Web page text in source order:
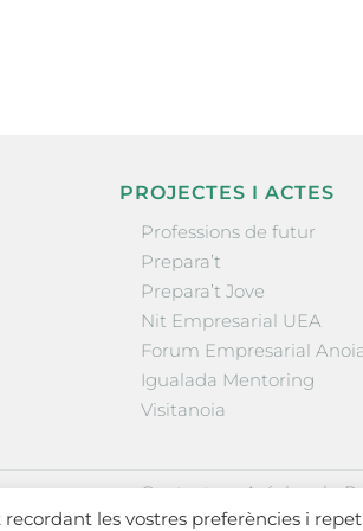
PROJECTES I ACTES
Professions de futur
Prepara’t
Prepara’t Jove
Nit Empresarial UEA
Forum Empresarial
Igualada Mentoring
Visitanoia
Contactar·Avís legal·
les vostres preferències i